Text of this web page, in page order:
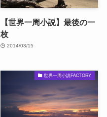
【世界一周小説】最後の一
枚
2014/03/15
世界一周小説FACTORY